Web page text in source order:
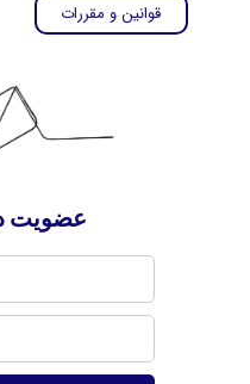
قوانین و مقررات